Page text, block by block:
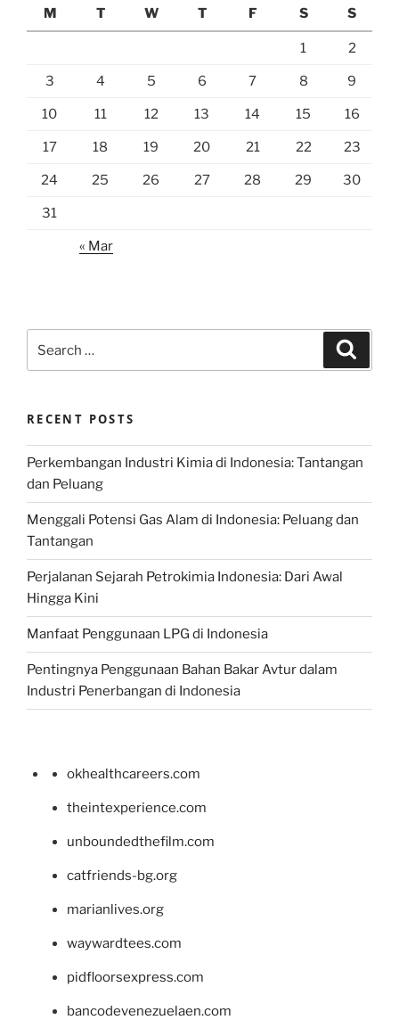
M T W T F S S
1 2
3 4 5 6 7 8 9
10 11 12 13 14 15 16
17 18 19 20 21 22 23
24 25 26 27 28 29 30
31
« Mar
for:
RECENT POSTS
Perkembangan Industri Kimia di Indonesia: Tantangan
dan Peluang
Menggali Potensi Gas Alam di Indonesia: Peluang dan
Tantangan
Perjalanan Sejarah Petrokimia Indonesia: Dari Awal
Hingga Kini
Manfaat Penggunaan LPG di Indonesia
Pentingnya Penggunaan Bahan Bakar Avtur dalam
Industri Penerbangan di Indonesia
okhealthcareers.com
theintexperience.com
unboundedthefilm.com
catfriends-bg.org
marianlives.org
waywardtees.com
pidfloorsexpress.com
bancodevenezuelaen.com